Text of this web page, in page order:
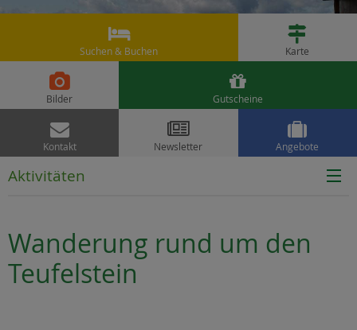

Suchen & Buchen

Karte

Bilder

Gutscheine

Kontakt

Newsletter

Angebote
Aktivitäten
Wanderung rund um den
Teufelstein